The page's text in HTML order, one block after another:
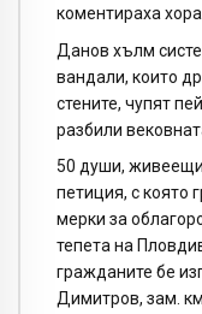
коментираха
Данов хълм
вандали, които
стените, чупят
разбили
50 души,
петиция, с която
мерки за
тепета на
гражданите бе
Димитров, зам.